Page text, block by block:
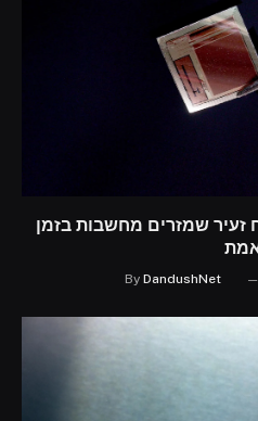
שמזרים מחשבות בזמן
By DandushNet